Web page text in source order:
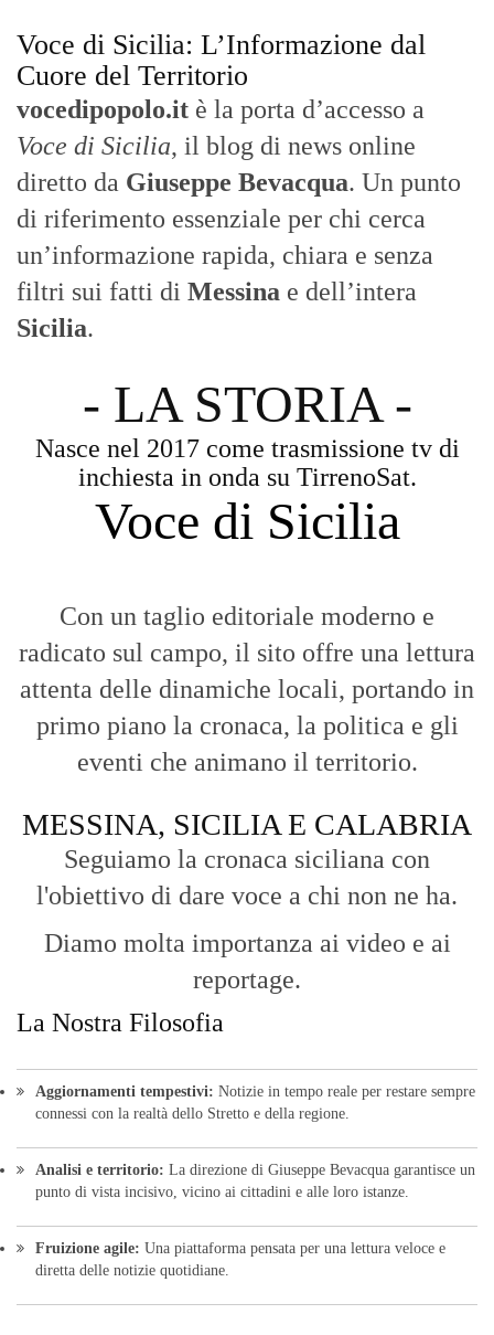
Voce di Sicilia: L’Informazione dal
Cuore del Territorio
vocedipopolo.it è la porta d’accesso a
Voce di Sicilia, il blog di news online
diretto da Giuseppe Bevacqua. Un punto
di riferimento essenziale per chi cerca
un’informazione rapida, chiara e senza
filtri sui fatti di Messina e dell’intera
Sicilia.
- LA STORIA -
Nasce nel 2017 come trasmissione tv di
inchiesta in onda su TirrenoSat.
Voce di Sicilia
Con un taglio editoriale moderno e
radicato sul campo, il sito offre una lettura
attenta delle dinamiche locali, portando in
primo piano la cronaca, la politica e gli
eventi che animano il territorio.
MESSINA, SICILIA E CALABRIA
Seguiamo la cronaca siciliana con
l'obiettivo di dare voce a chi non ne ha.
Diamo molta importanza ai video e ai
reportage.
La Nostra Filosofia
Aggiornamenti tempestivi: Notizie in tempo reale per restare sempre
connessi con la realtà dello Stretto e della regione.
Analisi e territorio: La direzione di Giuseppe Bevacqua garantisce un
punto di vista incisivo, vicino ai cittadini e alle loro istanze.
Fruizione agile: Una piattaforma pensata per una lettura veloce e
diretta delle notizie quotidiane.